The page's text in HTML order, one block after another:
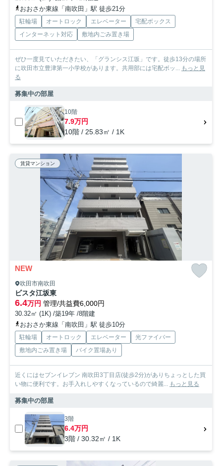
おおさか東線「南吹田」駅 徒歩21分
駐輪場 オートロック エレベーター
宅配ボックス
インターネット対応
敷地内ごみ置き場
ぜひ一度見ていただきたい、「グランシス江坂」です。徒歩13分の場所
に吹田市立豊津第一小学校があります。共用部には宅配ボッ...
もっと見
る
募集中の部屋
10階
7.9万円
10階 / 25.83㎡ / 1K
賃貸マンション
NEW
吹田市南吹田
ビスタ江坂東
6.4万円 管理/共益費6,000円
30.32㎡ (1K) /築19年 /8階建
おおさか東線「南吹田」駅 徒歩10分
駐輪場 オートロック エレベーター
光ファイバー
敷地内ごみ置き場
バイク置場あり
近くにはセブンイレブン 南吹田3丁目店(徒歩2分)がありちょっとした買
い物に便利です。お手入れしやすくなっているので綺麗...
もっと見る
募集中の部屋
3階
6.4万円
3階 / 30.32㎡ / 1K